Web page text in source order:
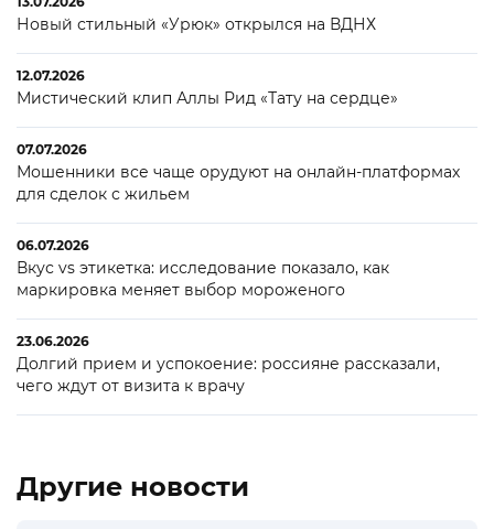
Новый стильный «Урюк» открылся на ВДНХ
12.07.2026
Мистический клип Аллы Рид «Тату на сердце»
07.07.2026
Мошенники все чаще орудуют на онлайн-платформах
для сделок с жильем
06.07.2026
Вкус vs этикетка: исследование показало, как
маркировка меняет выбор мороженого
23.06.2026
Долгий прием и успокоение: россияне рассказали,
чего ждут от визита к врачу
Другие новости